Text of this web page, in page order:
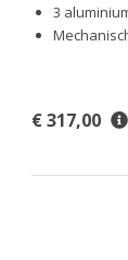
3
€ 317,00